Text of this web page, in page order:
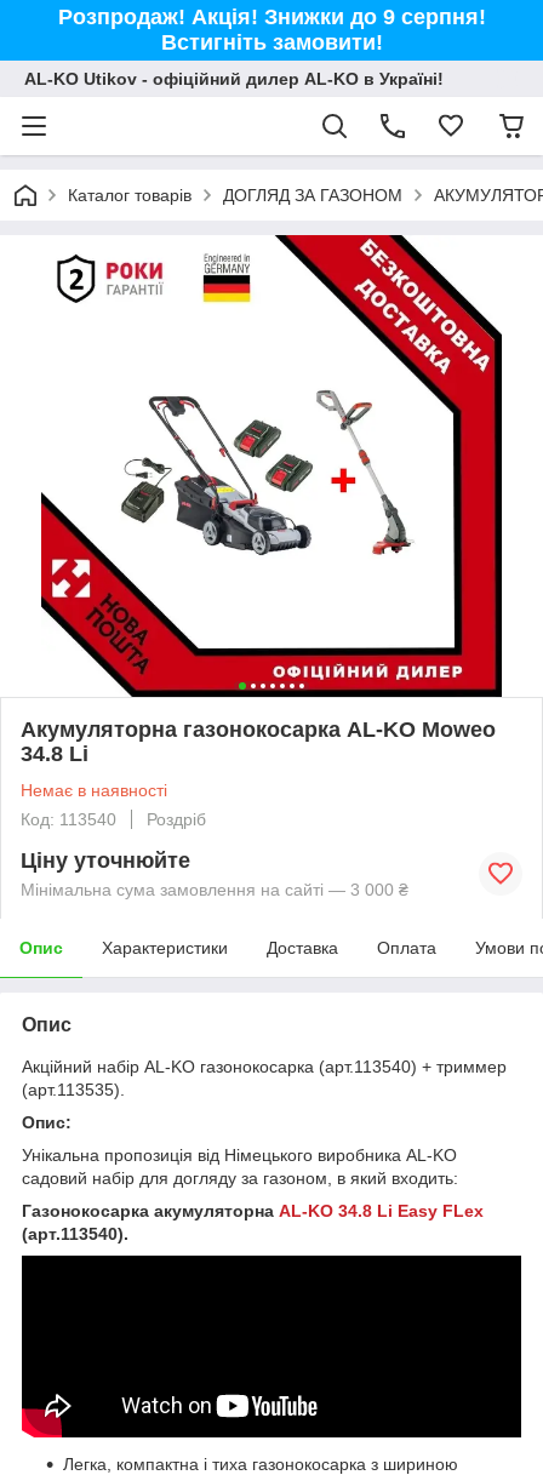
Розпродаж! Акція! Знижки до 9 серпня!
Встигніть замовити!
AL-KO Utikov - офіційний дилер AL-KO в Україні!
Каталог товарів ДОГЛЯД ЗА ГАЗОНОМ
Акумуляторна газонокосарка AL-KO Moweo
34.8 Li
Немає в наявності
Код: 113540
Роздріб
Ціну уточнюйте
Мінімальна сума замовлення на сайті — 3 000 ₴
Опис Характеристики Доставка Оплата Умови
Опис
Акційний набір AL-KO газонокосарка (арт.113540) + триммер
(арт.113535).
Опис:
Унікальна пропозиція від Німецького виробника AL-KO
садовий набір для догляду за газоном, в який входить:
Газонокосарка акумуляторна AL-KO 34.8 Li Easy FLex
(арт.113540).
Легка, компактна і тиха газонокосарка з шириною